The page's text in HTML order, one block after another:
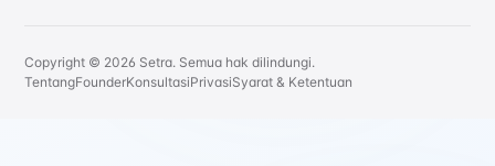
Copyright © 2026 Setra. Semua hak dilindungi.
TentangFounderKonsultasiPrivasiSyarat & Ketentuan